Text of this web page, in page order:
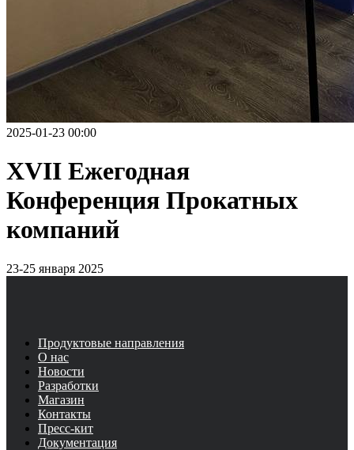
2025-01-23 00:00
XVII Ежегодная
Конференция Прокатных
компаний
23-25 января 2025
Продуктовые направления
О нас
Новости
Разработки
Магазин
Контакты
Пресс-кит
Документация